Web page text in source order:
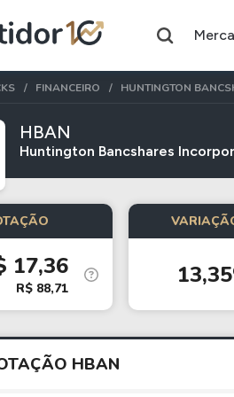
do momento
Índice
HGLG11
FINANCEIRO HUNTINGTON
HBAN
Huntington Bancshares
17,36
R$ 88,71
HBAN